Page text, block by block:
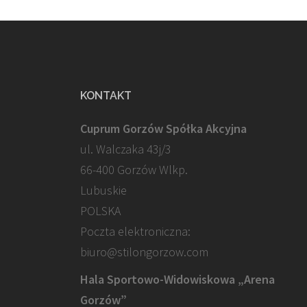
KONTAKT
Cuprum Gorzów Spółka Akcyjna
ul. Walczaka 43j/3
66-400 Gorzów Wlkp.
Lubuskie
POLSKA
Poczta elektroniczna:
biuro@stilongorzow.com
Hala Sportowo-Widowiskowa „Arena
Gorzów”